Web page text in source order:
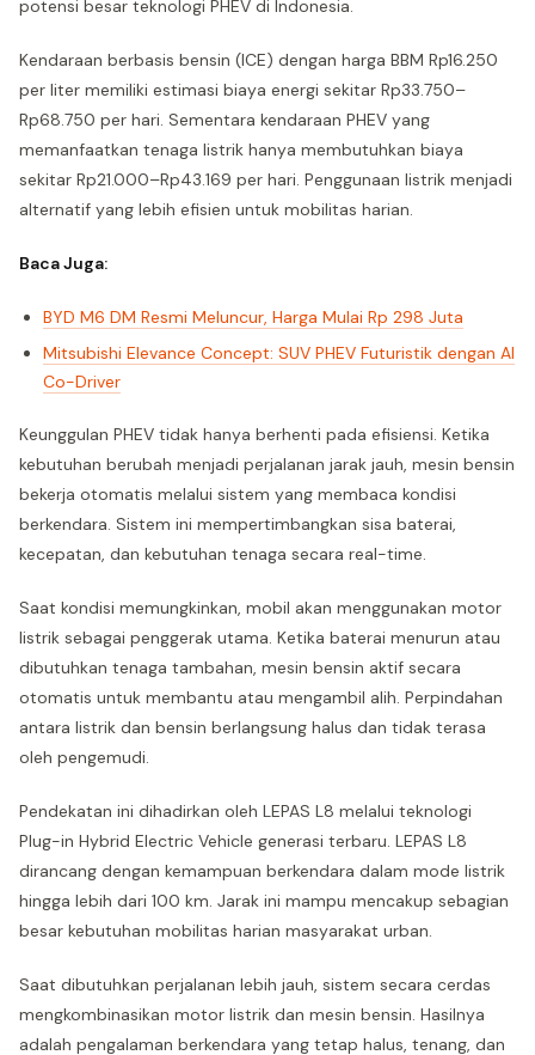
potensi besar teknologi PHEV di Indonesia.
Kendaraan berbasis bensin (ICE) dengan harga BBM Rp16.250
per liter memiliki estimasi biaya energi sekitar Rp33.750–
Rp68.750 per hari. Sementara kendaraan PHEV yang
memanfaatkan tenaga listrik hanya membutuhkan biaya
sekitar Rp21.000–Rp43.169 per hari. Penggunaan listrik menjadi
alternatif yang lebih efisien untuk mobilitas harian.
Baca Juga:
BYD M6 DM Resmi Meluncur, Harga Mulai Rp 298 Juta
Mitsubishi Elevance Concept: SUV PHEV Futuristik dengan AI
Co-Driver
Keunggulan PHEV tidak hanya berhenti pada efisiensi. Ketika
kebutuhan berubah menjadi perjalanan jarak jauh, mesin bensin
bekerja otomatis melalui sistem yang membaca kondisi
berkendara. Sistem ini mempertimbangkan sisa baterai,
kecepatan, dan kebutuhan tenaga secara real-time.
Saat kondisi memungkinkan, mobil akan menggunakan motor
listrik sebagai penggerak utama. Ketika baterai menurun atau
dibutuhkan tenaga tambahan, mesin bensin aktif secara
otomatis untuk membantu atau mengambil alih. Perpindahan
antara listrik dan bensin berlangsung halus dan tidak terasa
oleh pengemudi.
Pendekatan ini dihadirkan oleh LEPAS L8 melalui teknologi
Plug-in Hybrid Electric Vehicle generasi terbaru. LEPAS L8
dirancang dengan kemampuan berkendara dalam mode listrik
hingga lebih dari 100 km. Jarak ini mampu mencakup sebagian
besar kebutuhan mobilitas harian masyarakat urban.
Saat dibutuhkan perjalanan lebih jauh, sistem secara cerdas
mengkombinasikan motor listrik dan mesin bensin. Hasilnya
adalah pengalaman berkendara yang tetap halus, tenang, dan